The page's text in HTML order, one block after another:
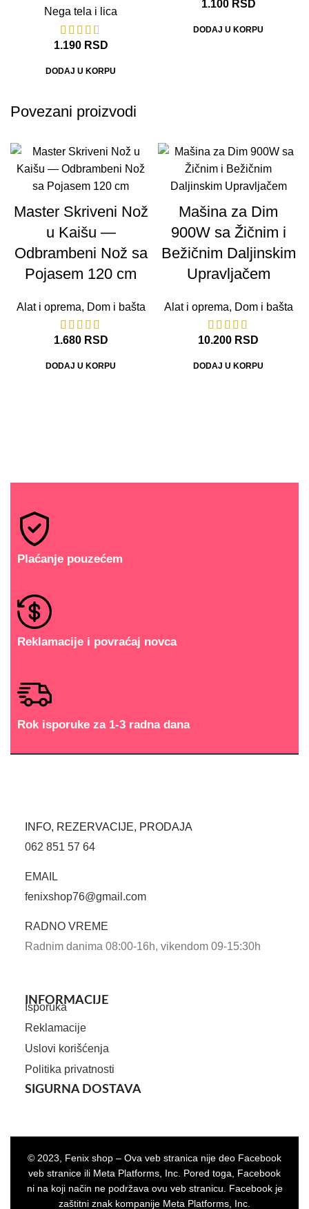
Nega tela i lica
1.190 RSD
DODAJ U KORPU
1.100 RSD
DODAJ U KORPU
Povezani proizvodi
Master Skriveni Nož
u Kaišu —
Odbrambeni Nož sa
Pojasem 120 cm
Alat i oprema, Dom i bašta
1.680 RSD
DODAJ U KORPU
Mašina za Dim
900W sa Žičnim i
Bežičnim Daljinskim
Upravljačem
Alat i oprema, Dom i bašta
10.200 RSD
DODAJ U KORPU
Plaćanje pouzećem
Reklamacije i povraćaj novca
Rok isporuke za 1-3 radna dana
INFO, REZERVACIJE, PRODAJA
062 851 57 64
EMAIL
fenixshop76@gmail.com
RADNO VREME
Radnim danima 08:00-16h, vikendom 09-15:30h
INFORMACIJE
Isporuka
Reklamacije
Uslovi korišćenja
Politika privatnosti
SIGURNA DOSTAVA
© 2023, Fenix shop – Ova veb stranica nije deo Facebook
veb stranice ili Meta Platforms, Inc. Pored toga, Facebook
ni na koji način ne podržava ovu veb stranicu. Facebook je
zaštitni znak kompanije Meta Platforms, Inc.